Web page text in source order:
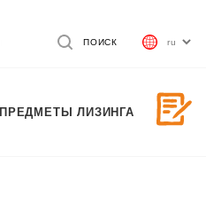
ПОИСК
ПРЕДМЕТЫ ЛИЗИНГА